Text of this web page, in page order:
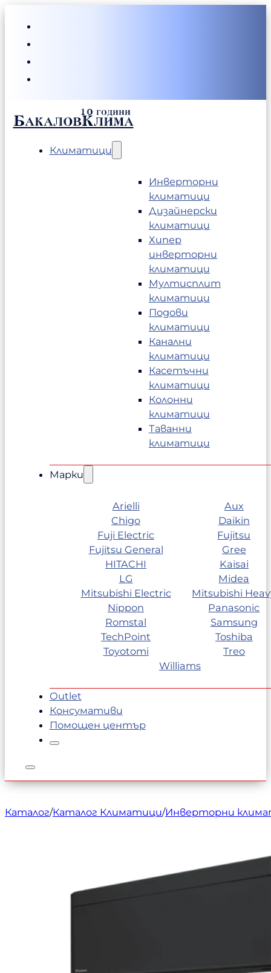
БакаловКлима
Климатици
Инверторни
климатици
Дизайнерски
климатици
Хипер
инверторни
климатици
Мултисплит
климатици
Подови
климатици
Канални
климатици
Касетъчни
климатици
Колонни
климатици
Таванни
климатици
Марки
Arielli
Aux
Chigo
Daikin
Fuji Electric
Fujitsu
Fujitsu General
Gree
HITACHI
Kaisai
LG
Midea
Mitsubishi Electric
Mitsubishi
Nippon
Panasonic
Romstal
Samsung
TechPoint
Toshiba
Toyotomi
Treo
Williams
Outlet
Консумативи
Помощен център
Каталог/Каталог Климатици/Инверторни